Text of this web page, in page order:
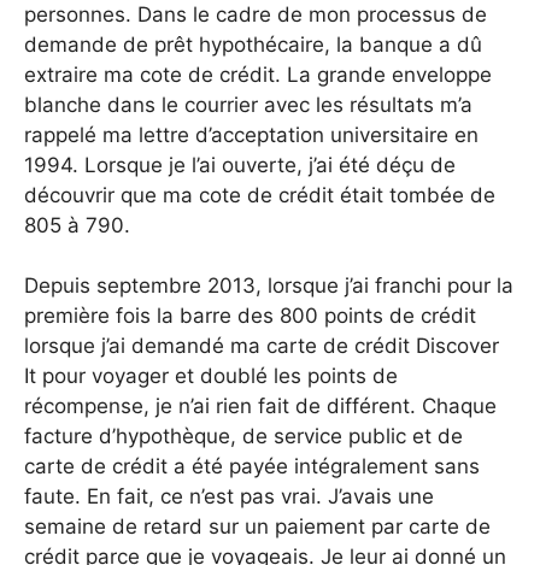
personnes. Dans le cadre de mon processus de
demande de prêt hypothécaire, la banque a dû
extraire ma cote de crédit. La grande enveloppe
blanche dans le courrier avec les résultats m’a
rappelé ma lettre d’acceptation universitaire en
1994. Lorsque je l’ai ouverte, j’ai été déçu de
découvrir que ma cote de crédit était tombée de
805 à 790.
Depuis septembre 2013, lorsque j’ai franchi pour la
première fois la barre des 800 points de crédit
lorsque j’ai demandé ma carte de crédit Discover
It pour voyager et doublé les points de
récompense, je n’ai rien fait de différent. Chaque
facture d’hypothèque, de service public et de
carte de crédit a été payée intégralement sans
faute. En fait, ce n’est pas vrai. J’avais une
semaine de retard sur un paiement par carte de
crédit parce que je voyageais. Je leur ai donné un